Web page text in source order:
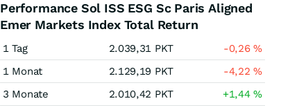
Performance Sol ISS ESG Sc Paris Aligned
Emer Markets Index Total Return
1 Tag 2.039,31 PKT -0,26%
1 Monat
2.129,19 PKT -4,22%
3 Monate
2.010,42 PKT +1,44%